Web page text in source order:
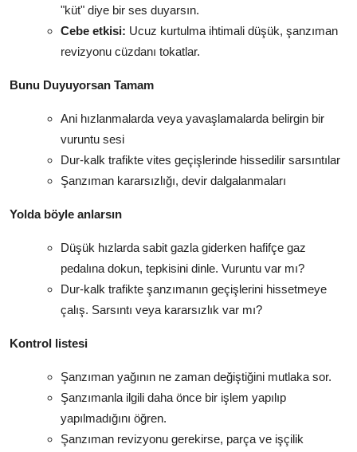
"küt" diye bir ses duyarsın.
Cebe etkisi: Ucuz kurtulma ihtimali düşük, şanzıman
revizyonu cüzdanı tokatlar.
Bunu Duyuyorsan Tamam
Ani hızlanmalarda veya yavaşlamalarda belirgin bir
vuruntu sesi
Dur-kalk trafikte vites geçişlerinde hissedilir sarsıntılar
Şanzıman kararsızlığı, devir dalgalanmaları
Yolda böyle anlarsın
Düşük hızlarda sabit gazla giderken hafifçe gaz
pedalına dokun, tepkisini dinle. Vuruntu var mı?
Dur-kalk trafikte şanzımanın geçişlerini hissetmeye
çalış. Sarsıntı veya kararsızlık var mı?
Kontrol listesi
Şanzıman yağının ne zaman değiştiğini mutlaka sor.
Şanzımanla ilgili daha önce bir işlem yapılıp
yapılmadığını öğren.
Şanzıman revizyonu gerekirse, parça ve işçilik